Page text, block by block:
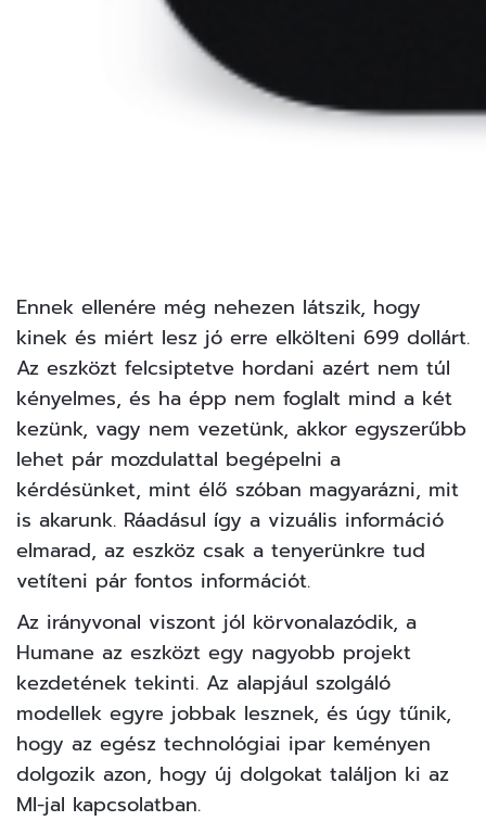
Ennek ellenére még nehezen látszik, hogy
kinek és miért lesz jó erre elkölteni 699 dollárt.
Az eszközt felcsiptetve hordani azért nem túl
kényelmes, és ha épp nem foglalt mind a két
kezünk, vagy nem vezetünk, akkor egyszerűbb
lehet pár mozdulattal begépelni a
kérdésünket, mint élő szóban magyarázni, mit
is akarunk. Ráadásul így a vizuális információ
elmarad, az eszköz csak a tenyerünkre tud
vetíteni pár fontos információt.
Az irányvonal viszont jól körvonalazódik, a
Humane az eszközt egy nagyobb projekt
kezdetének tekinti. Az alapjául szolgáló
modellek egyre jobbak lesznek, és úgy tűnik,
hogy az egész technológiai ipar keményen
dolgozik azon, hogy új dolgokat találjon ki az
MI-jal kapcsolatban.